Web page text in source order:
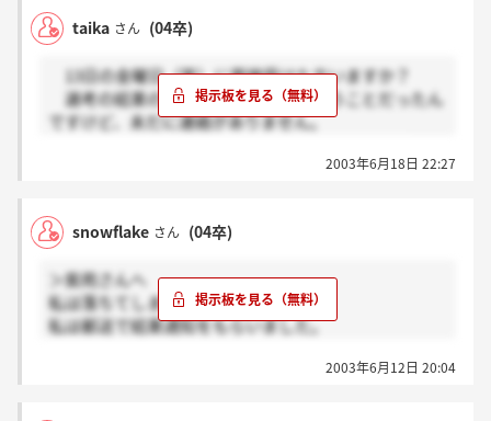
目標が1つ増えたぜ！
打倒！渡○二朗！！（爆）
お互いがんばりましょう！
っていこうと思います。
長々とすいませんでした～。
我々学生から見れば、説明会や面接でお会いする
しかしそのことをわかっていない企業人は多いな、
と就職活動をしていて切に感じます。
今回もその一例でした。
学生が見て失望しないような社会人になりましょう。
taika さん (04卒)
13日の金曜日（笑）に面接受けた方いますか？
選考の結果の電話が16日にあるということだったん
ですけど、未だに連絡がありません。
2003年6月18日 22:27
snowflake さん (04卒)
＞紫苑さんへ
私は落ちてしまいました～↓
私は郵送で結果通知をもらいました。
2003年6月12日 20:04